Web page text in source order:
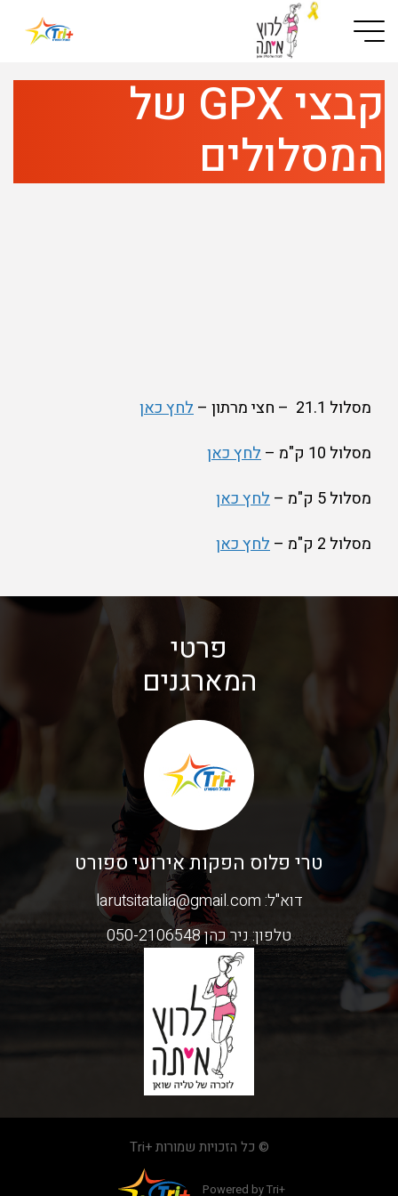
Button used only for devices with a small screen
קבצי GPX של
המסלולים
מסלול 21.1 – חצי מרתון –
לחץ כאן
מסלול 10 ק"מ –
לחץ כאן
מסלול 5 ק"מ –
לחץ כאן
מסלול 2 ק"מ –
לחץ כאן
פרטי
המארגנים
טרי פלוס הפקות אירועי ספורט
דוא"ל:larutsitatalia@gmail.com
טלפון: ניר כהן 050-2106548
© כל הזכויות שמורות +Tri
Powered by Tri+